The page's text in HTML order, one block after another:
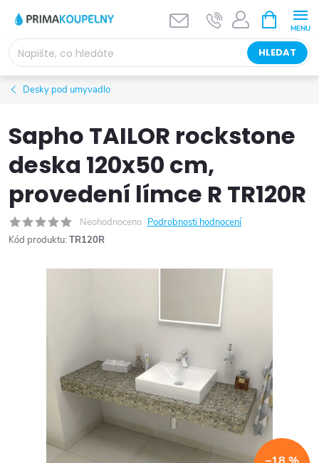
obsah
HLEDAT
NÁKUPNÍ
KOŠÍK
Desky pod umyvadlo
Sapho TAILOR rockstone
deska 120x50 cm,
provedení límce R TR120R
Neohodnoceno Podrobnosti hodnocení
Kód produktu: TR120R